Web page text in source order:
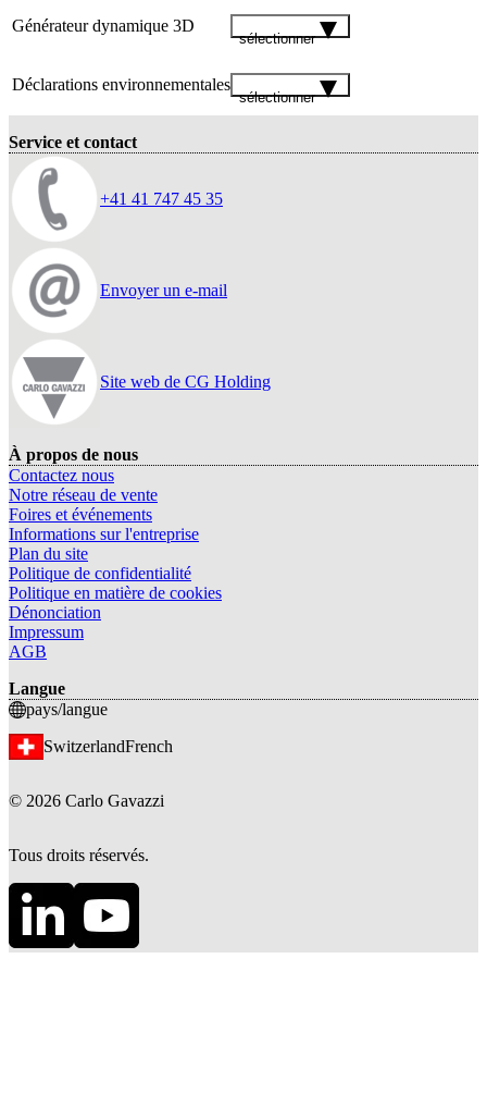
Générateur dynamique 3D
sélectionner
Déclarations environnementales
sélectionner
Service et contact
+41 41 747 45 35
Envoyer un e-mail
Site web de CG Holding
À propos de nous
Contactez nous
Notre réseau de vente
Foires et événements
Informations sur l'entreprise
Plan du site
Politique de confidentialité
Politique en matière de cookies
Dénonciation
Impressum
AGB
Langue
pays/langue
SwitzerlandFrench
© 2026 Carlo Gavazzi
Tous droits réservés.